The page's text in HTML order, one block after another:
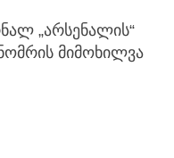
„არსენალის“
მიმოხილვა